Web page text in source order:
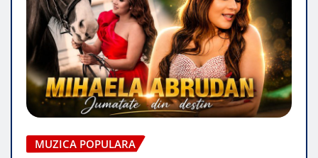
MUZICA POPULARA